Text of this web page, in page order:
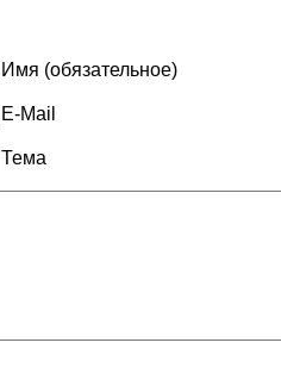
Имя (обязательное)
E-Mail
Тема